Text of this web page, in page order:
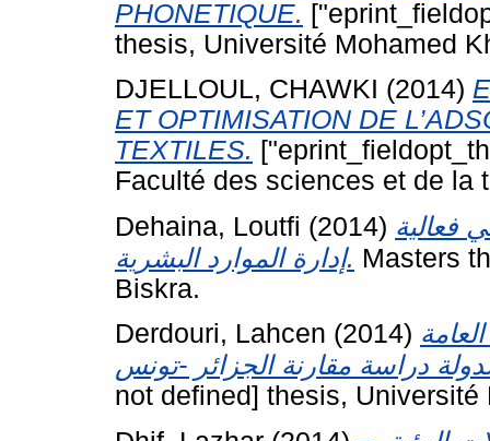
PHONETIQUE.
thesis, Université Mohamed
DJELLOUL, CHAWKI (2014)
ET OPTIMISATION DE
TEXTILES.
Faculté des sciences et de la
Dehaina, Loutfi (2014) فعالية
إدارة الموارد البشرية. Masters
Biskra.
Derdouri, Lahcen (2014)
not defined] thesis,